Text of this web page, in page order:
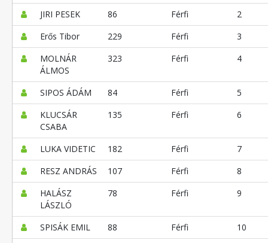
JIRI PESEK 86 Férfi
2
Erős Tibor
229 Férfi
3
MOLNÁR
ÁLMOS
323 Férfi 4
SIPOS ÁDÁM 84 Férfi
5
KLUCSÁR
CSABA
135 Férfi 6
LUKA VIDETIC 182 Férfi
7
RESZ ANDRÁS
107 Férfi
8
HALÁSZ
LÁSZLÓ
78 Férfi 9
SPISÁK EMIL 88 Férfi
10